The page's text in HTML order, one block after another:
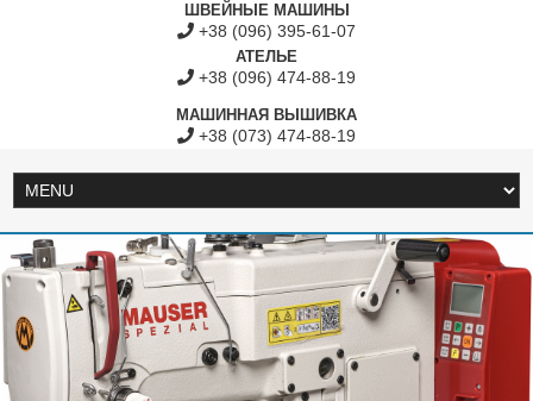
ШВЕЙНЫЕ МАШИНЫ
+38 (096) 395-61-07
АТЕЛЬЕ
+38 (096) 474-88-19
МАШИННАЯ ВЫШИВКА
+38 (073) 474-88-19